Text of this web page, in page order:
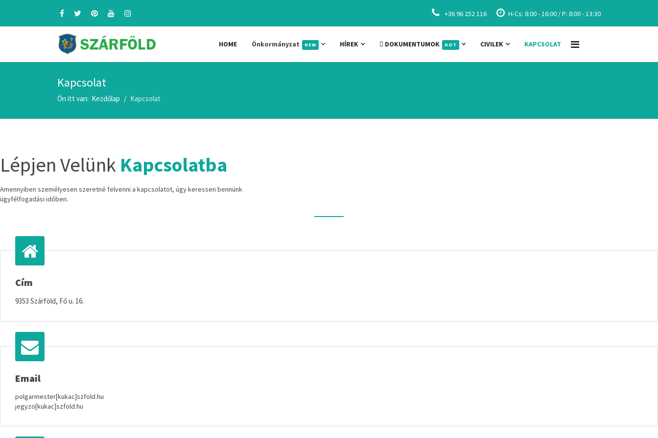
+36 96 252 116 H-Cs: 8:00 - 16:00 / P: 8:00 - 13:30
HOME Önkormányzat NEW HÍREK DOKUMENTUMOK HOT CIVILEK KAPCSOLAT
Kapcsolat
Ön itt van: Kezdőlap Kapcsolat
Lépjen Velünk Kapcsolatba
Amennyiben személyesen szeretné felvenni a kapcsolatot, úgy keressen bennünk
ügyfélfogadási időben.
Cím
9353 Szárföld, Fő u. 16.
Email
polgarmester[kukac]szfold.hu
jegyzo[kukac]szfold.hu